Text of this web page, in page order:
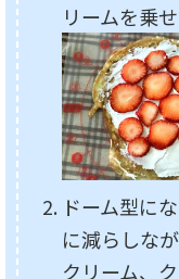
リームを乗
ドーム型に
に減らしな
クリーム、